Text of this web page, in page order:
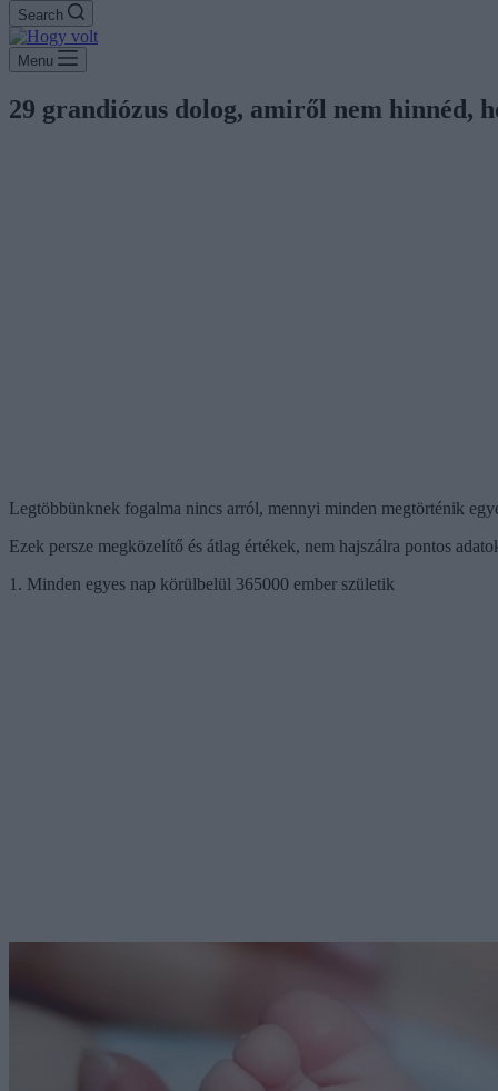
Search
Menu
29 grandiózus dolog, amiről nem hinnéd,
Legtöbbünknek fogalma nincs arról, mennyi minden megtörténik
Ezek persze megközelítő és átlag értékek, nem hajszálra pontos
1. Minden egyes nap körülbelül 365000 ember születik